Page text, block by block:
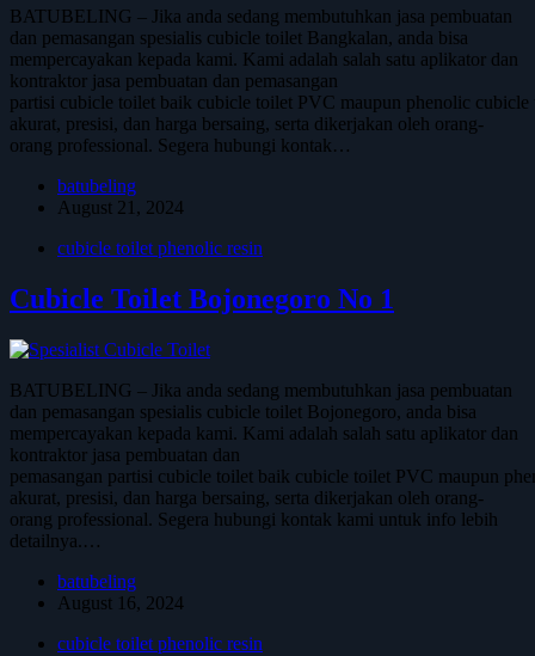
BATUBELING – Jika anda sedang membutuhkan jasa pembuatan
dan pemasangan spesialis cubicle toilet Bangkalan, anda bisa
mempercayakan kepada kami. Kami adalah salah satu aplikator dan
kontraktor jasa pembuatan dan pemasangan
partisi cubicle toilet baik cubicle toilet PVC maupun phenolic cubicle
akurat, presisi, dan harga bersaing, serta dikerjakan oleh orang-
orang professional. Segera hubungi kontak…
batubeling
August 21, 2024
cubicle toilet phenolic resin
Cubicle Toilet Bojonegoro No 1
BATUBELING – Jika anda sedang membutuhkan jasa pembuatan
dan pemasangan spesialis cubicle toilet Bojonegoro, anda bisa
mempercayakan kepada kami. Kami adalah salah satu aplikator dan
kontraktor jasa pembuatan dan
pemasangan partisi cubicle toilet baik cubicle toilet PVC maupun
akurat, presisi, dan harga bersaing, serta dikerjakan oleh orang-
orang professional. Segera hubungi kontak kami untuk info lebih
detailnya.…
batubeling
August 16, 2024
cubicle toilet phenolic resin